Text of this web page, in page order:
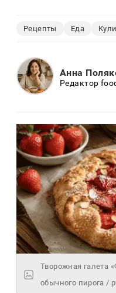
Рецепты Еда
Анна
Редактор
Творожная галета
обычного пирога /